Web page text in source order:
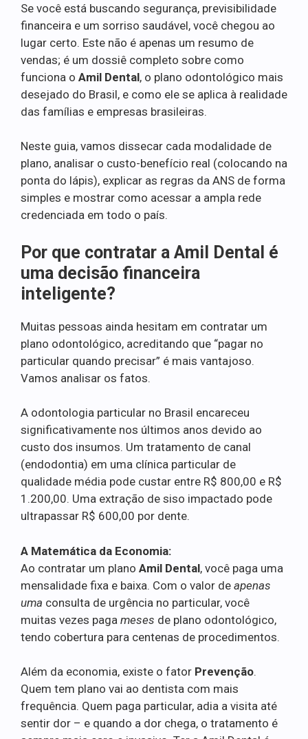
Se você está buscando segurança, previsibilidade
financeira e um sorriso saudável, você chegou ao
lugar certo. Este não é apenas um resumo de
vendas; é um dossiê completo sobre como
funciona o Amil Dental, o plano odontológico mais
desejado do Brasil, e como ele se aplica à realidade
das famílias e empresas brasileiras.
Neste guia, vamos dissecar cada modalidade de
plano, analisar o custo-benefício real (colocando na
ponta do lápis), explicar as regras da ANS de forma
simples e mostrar como acessar a ampla rede
credenciada em todo o país.
Por que contratar a Amil Dental é
uma decisão financeira
inteligente?
Muitas pessoas ainda hesitam em contratar um
plano odontológico, acreditando que “pagar no
particular quando precisar” é mais vantajoso.
Vamos analisar os fatos.
A odontologia particular no Brasil encareceu
significativamente nos últimos anos devido ao
custo dos insumos. Um tratamento de canal
(endodontia) em uma clínica particular de
qualidade média pode custar entre R$ 800,00 e R$
1.200,00. Uma extração de siso impactado pode
ultrapassar R$ 600,00 por dente.
A Matemática da Economia:
Ao contratar um plano Amil Dental, você paga uma
mensalidade fixa e baixa. Com o valor de apenas
uma consulta de urgência no particular, você
muitas vezes paga meses de plano odontológico,
tendo cobertura para centenas de procedimentos.
Além da economia, existe o fator Prevenção.
Quem tem plano vai ao dentista com mais
frequência. Quem paga particular, adia a visita até
sentir dor – e quando a dor chega, o tratamento é